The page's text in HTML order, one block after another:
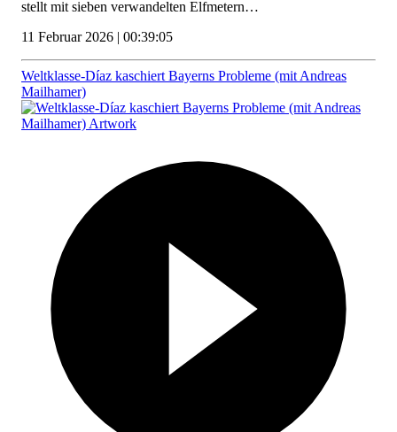
stellt mit sieben verwandelten Elfmetern…
11 Februar 2026 | 00:39:05
Weltklasse-Díaz kaschiert Bayerns Probleme (mit Andreas
Mailhamer)